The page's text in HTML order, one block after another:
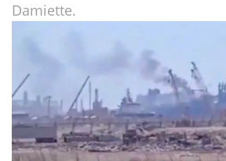
Damiette.